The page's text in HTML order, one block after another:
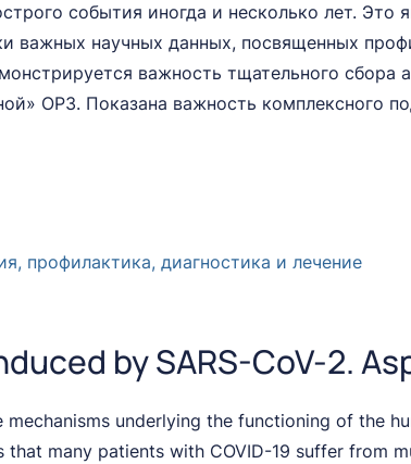
события иногда и несколько лет. Это
важных научных данных, посвященных
важность тщательного
ОРЗ. Показана важность комплексного
профилактика, диагностика и лечение
by SARS-CoV-2.
underlying the functioning of the
that many patients with COVID-19 suffer